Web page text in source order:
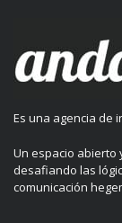
Es una agencia de
Un espacio abierto
desafiando las
comunicación